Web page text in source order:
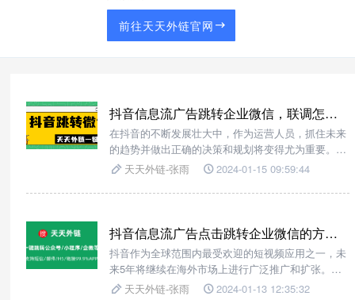
前往天天外链官网
抖音信息流广告跳转企业微信，联调怎么设置？
在抖音的不断发展壮大中，作为运营人员，抓住未来
的趋势并做出正确的决策和规划将变得尤为重要。随
着抖音用户数量的不断攀升，简单的广告投放方式和
天天外链-张雨 2024-01-15 09:59:44
抖音信息流广告点击跳转企业微信的方法？
抖音作为全球范围内最受欢迎的短视频应用之一，未
来5年将继续在海外市场上进行广泛推广和扩张。这
将带来抖音用户数量的增加，并提高内容品质。随着
天天外链-张雨 2024-01-13 12:35:32